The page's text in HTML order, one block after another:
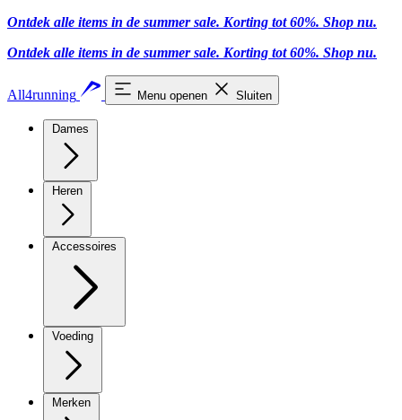
Ontdek alle items in de summer sale. Korting tot 60%. Shop nu.
Ontdek alle items in de summer sale. Korting tot 60%. Shop nu.
All4running Menu openen Sluiten
Dames
Heren
Accessoires
Voeding
Merken